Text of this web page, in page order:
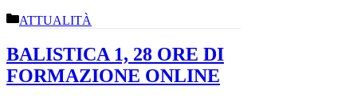
Categorie
ATTUALITÀ
BALISTICA 1, 28 ORE DI
FORMAZIONE ONLINE